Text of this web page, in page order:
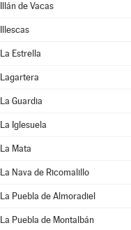
Illán de Vacas
Illescas
La Estrella
Lagartera
La Guardia
La Iglesuela
La Mata
La Nava de Ricomalillo
La Puebla de Almoradiel
La Puebla de Montalbán